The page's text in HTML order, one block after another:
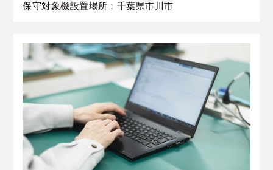
保守対象機設置場所：千葉県市川市